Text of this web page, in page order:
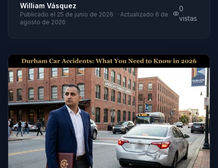
William Vásquez
Publicado el 25 de junio de 2026 · Actualizado 6 de
agosto de 2026
0
vistas